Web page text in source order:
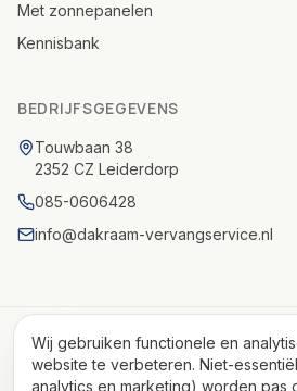
Met zonnepanelen
Kennisbank
BEDRIJFSGEGEVENS
Touwbaan 38
2352 CZ Leiderdorp
085-0606428
info@dakraam-vervangservice.nl
© 2026 Dakraam Vervangservice. All
KvK 82075972 · BTW NL862327210B01 ·
Wij gebruiken functionele en
website te verbeteren. Niet-
analytics en marketing) worden pas